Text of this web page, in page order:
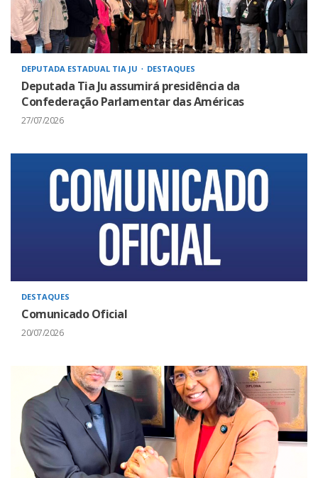
DEPUTADA ESTADUAL TIA JU DESTAQUES
Deputada Tia Ju assumirá presidência da
Confederação Parlamentar das Américas
27/07/2026
DESTAQUES
Comunicado Oficial
20/07/2026